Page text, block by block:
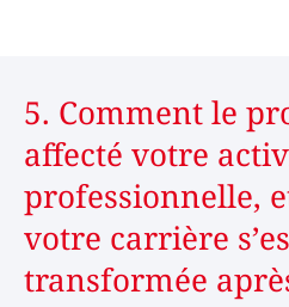
5. Comment le
affecté votre
professionnelle,
votre carrière
transformée